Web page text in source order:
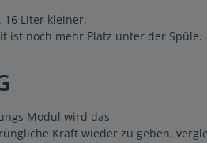
16 Liter kleiner.
ist noch mehr Platz unter der Spüle.
Modul wird das
Kraft wieder zu geben,